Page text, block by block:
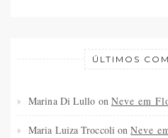
ÚLTIMOS
Marina Di Lullo on Neve em
Maria Luiza Troccoli onNeve